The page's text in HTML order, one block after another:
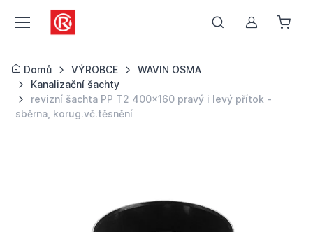
Můj účet
Domů VÝROBCE
WAVIN OSMA
Kanalizační šachty
revizní šachta PP T2 400x160 pravý i levý přítok -
sběrna, korug.vč.těsnění